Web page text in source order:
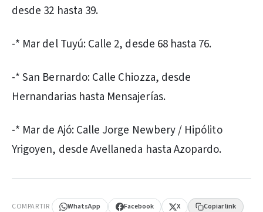
desde 32 hasta 39.
-* Mar del Tuyú: Calle 2, desde 68 hasta 76.
-* San Bernardo: Calle Chiozza, desde
Hernandarias hasta Mensajerías.
-* Mar de Ajó: Calle Jorge Newbery / Hipólito
Yrigoyen, desde Avellaneda hasta Azopardo.
COMPARTIR WhatsApp Facebook X Copiar link